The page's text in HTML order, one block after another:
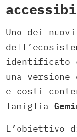
Uno dei
identificato
una
e costi
famiglia
L’obiettivo